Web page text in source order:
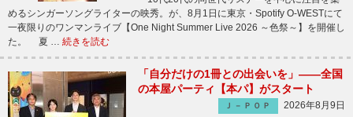
めるシンガーソングライターの映秀。が、8月1日に東京・Spotify O-WESTにて
一夜限りのワンマンライブ【One Night Summer Live 2026 ～色祭～】を開催し
た。 夏 … 続きを読む
「自分だけの1冊との出会いを」――全国
の本屋パーティ【本パ】がスタート
Ｊ－ＰＯＰ
2026年8月9日